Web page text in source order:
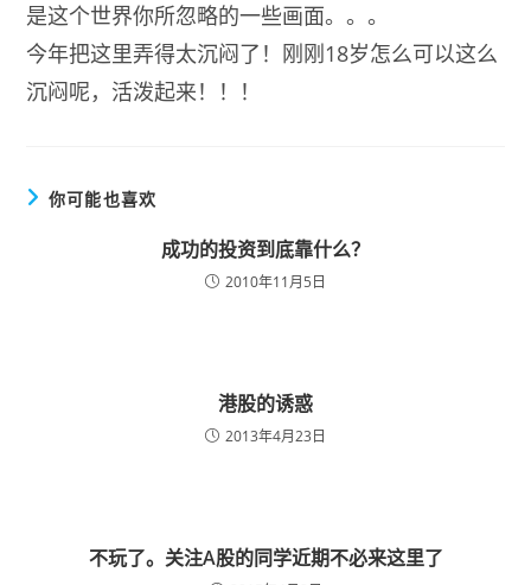
是这个世界你所忽略的一些画面。。。
今年把这里弄得太沉闷了！刚刚18岁怎么可以这么
沉闷呢，活泼起来！！！
你可能也喜欢
成功的投资到底靠什么？
2010年11月5日
港股的诱惑
2013年4月23日
不玩了。关注A股的同学近期不必来这里了